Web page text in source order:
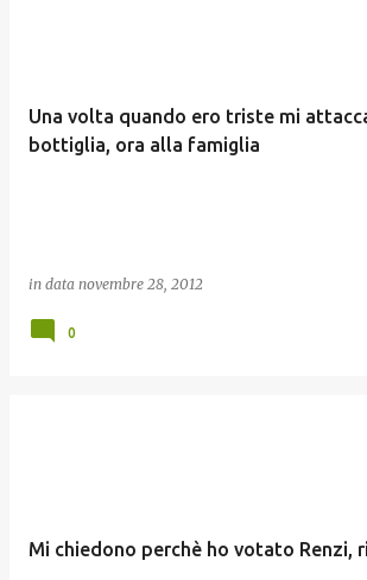
Una volta quando ero triste mi
bottiglia, ora alla famiglia
in data novembre 28, 2012
0
Mi chiedono perchè ho votato Renzi,